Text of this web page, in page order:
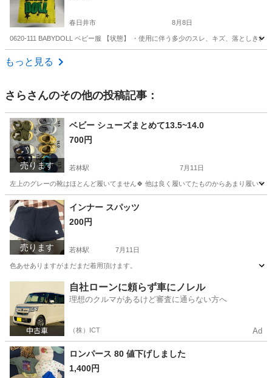
春日井市 8月8日
0620-111 BABYDOLL ベビー服 【状態】 ・使用に伴う多少のスレ、キズ、落としき
愛知 春日井市
もっと見る
さら さんのその他の投稿記事：
売ります
ベビー シューズまとめて13.5~14.0
700円
若林駅 7月11日
左上のグレーの靴はほとんど履いてません🍀 他は良く履いてたものからあまり履いて
愛知 豊田市 若林駅 ベビー用品
売ります
インナー スパッツ
200円
若林駅 7月11日
色あせありますがまだまだ着用頂けます。
若林駅 その他 スパッツ
自社ローンに頼らず車にノレル
理想のクルマがあるけど審査に通らない方へ
（株）ICT Ad
ロンパース 80 値下げしました
1,400円